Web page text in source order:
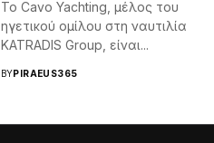
Το Cavo Yachting, μέλος του
ηγετικού ομίλου στη ναυτιλία
KATRADIS Group, είναι...
BYPIRAEUS365